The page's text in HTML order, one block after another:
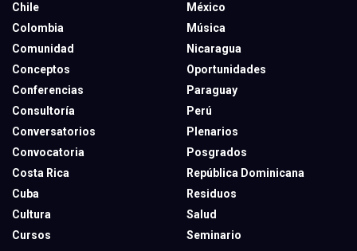
Chile
Colombia
Comunidad
Conceptos
Conferencias
Consultoría
Conversatorios
Convocatoria
Costa Rica
Cuba
Cultura
Cursos
México
Música
Nicaragua
Oportunidades
Paraguay
Perú
Plenarios
Posgrados
República Dominicana
Residuos
Salud
Seminario